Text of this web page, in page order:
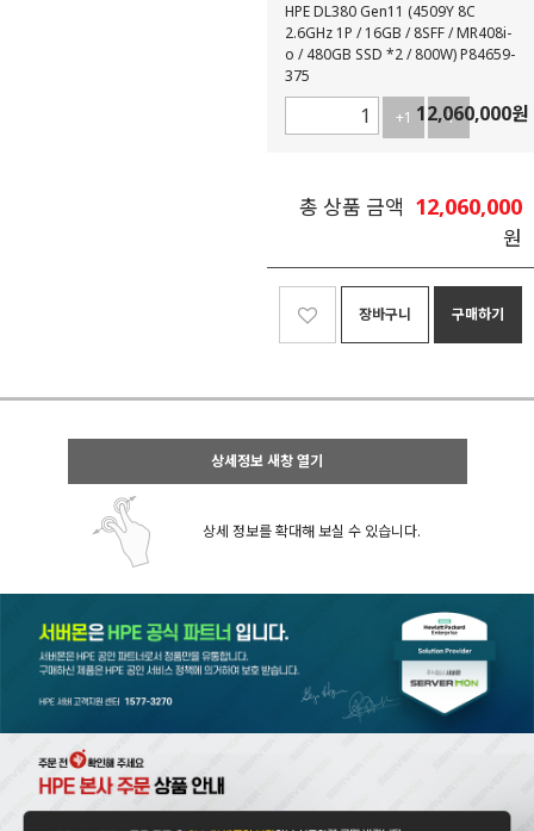
HPE DL380 Gen11 (4509Y 8C
2.6GHz 1P / 16GB / 8SFF / MR408i-
o / 480GB SSD *2 / 800W) P84659-
375
+1 -1
12,060,000원
총 상품 금액 12,060,000
원
장바구니 구매하기
상세정보 새창 열기
상세 정보를 확대해 보실 수 있습니다.